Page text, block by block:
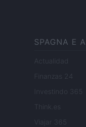
SPAGNA E
Actualidad
Finanzas 24
Investindo 365
Think.es
Viajar 365